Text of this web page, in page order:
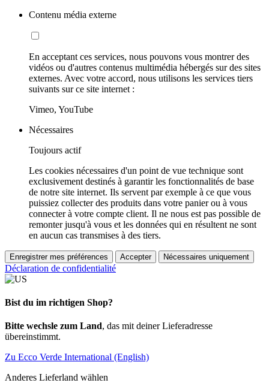
Contenu média externe
En acceptant ces services, nous pouvons vous montrer des
vidéos ou d'autres contenus multimédia hébergés sur des sites
externes. Avec votre accord, nous utilisons les services tiers
suivants sur ce site internet :
Vimeo, YouTube
Nécessaires
Toujours actif
Les cookies nécessaires d'un point de vue technique sont
exclusivement destinés à garantir les fonctionnalités de base
de notre site internet. Ils servent par exemple à ce que vous
puissiez collecter des produits dans votre panier ou à vous
connecter à votre compte client. Il ne nous est pas possible de
remonter jusqu'à vous et les données qui en résultent ne sont
en aucun cas transmises à des tiers.
Enregistrer mes préférences Accepter Nécessaires uniquement
Déclaration de confidentialité
Bist du im richtigen Shop?
Bitte wechsle zum Land, das mit deiner Lieferadresse
übereinstimmt.
Zu Ecco Verde International (English)
Anderes Lieferland wählen